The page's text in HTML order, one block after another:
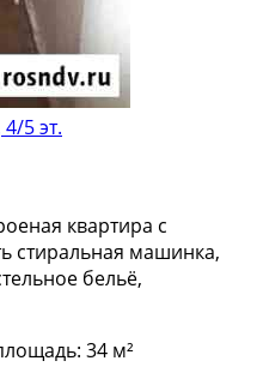
5 эт.
квартира с
стиральная машинка,
бельё,
34 м²